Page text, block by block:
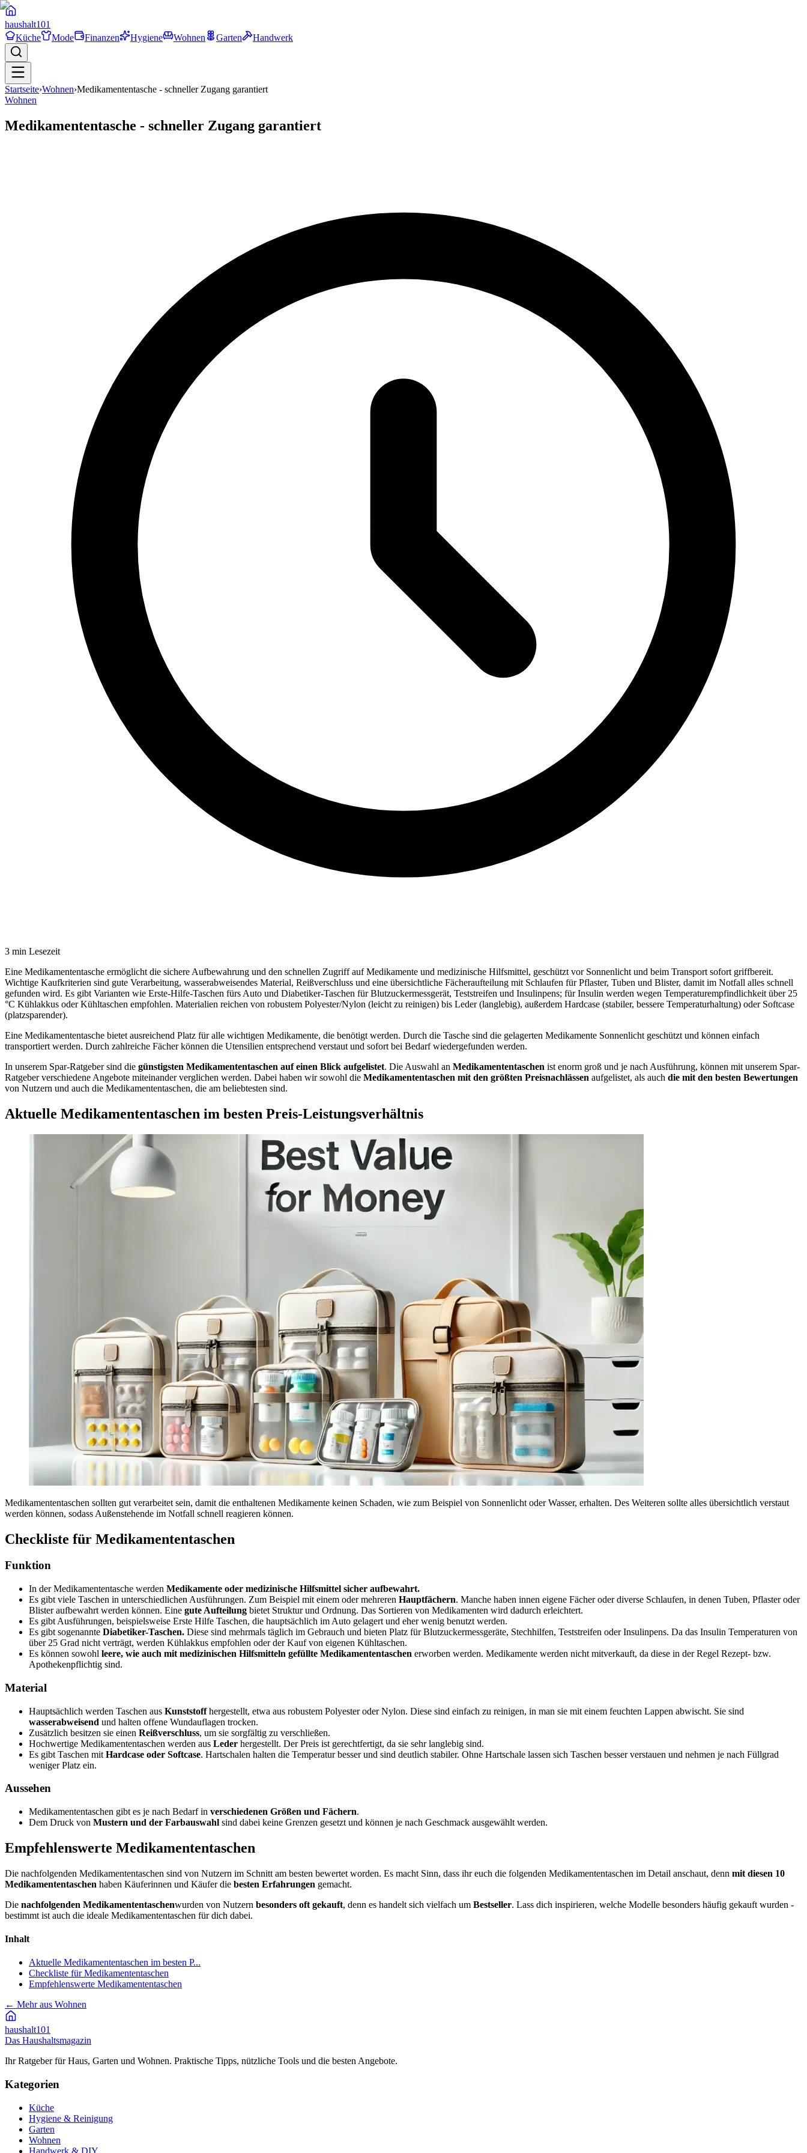
haushalt101
Küche
Mode Finanzen Hygiene Wohnen Garten Handwerk
Startseite›Wohnen›Medikamententasche - schneller Zugang garantiert
Wohnen
Medikamententasche - schneller Zugang garantiert
3 min Lesezeit
Eine Medikamententasche ermöglicht die sichere Aufbewahrung und den schnellen Zugriff auf Medikamente und medizinische Hilfsmittel, geschützt vor Sonnenlicht und beim Transport sofort griffbereit.
Wichtige Kaufkriterien sind gute Verarbeitung, wasserabweisendes Material, Reißverschluss und eine übersichtliche Fächeraufteilung mit Schlaufen für Pflaster, Tuben und Blister, damit im Notfall alles schnell
gefunden wird. Es gibt Varianten wie Erste-Hilfe-Taschen fürs Auto und Diabetiker-Taschen für Blutzuckermessgerät, Teststreifen und Insulinpens; für Insulin werden wegen Temperaturempfindlichkeit über 25
°C Kühlakkus oder Kühltaschen empfohlen. Materialien reichen von robustem Polyester/Nylon (leicht zu reinigen) bis Leder (langlebig), außerdem Hardcase (stabiler, bessere Temperaturhaltung) oder Softcase
(platzsparender).
Eine Medikamententasche bietet ausreichend Platz für alle wichtigen Medikamente, die benötigt werden. Durch die Tasche sind die gelagerten Medikamente Sonnenlicht geschützt und können einfach
transportiert werden. Durch zahlreiche Fächer können die Utensilien entsprechend verstaut und sofort bei Bedarf wiedergefunden werden.
In unserem Spar-Ratgeber sind die günstigsten Medikamententaschen auf einen Blick aufgelistet. Die Auswahl an Medikamententaschen ist enorm groß und je nach Ausführung, können mit unserem Spar-
Ratgeber verschiedene Angebote miteinander verglichen werden. Dabei haben wir sowohl die Medikamententaschen mit den größten Preisnachlässen aufgelistet, als auch die mit den besten Bewertungen
von Nutzern und auch die Medikamententaschen, die am beliebtesten sind.
Aktuelle Medikamententaschen im besten Preis-Leistungsverhältnis
Medikamententaschen sollten gut verarbeitet sein, damit die enthaltenen Medikamente keinen Schaden, wie zum Beispiel von Sonnenlicht oder Wasser, erhalten. Des Weiteren sollte alles übersichtlich verstaut
werden können, sodass Außenstehende im Notfall schnell reagieren können.
Checkliste für Medikamententaschen
Funktion
In der Medikamententasche werden Medikamente oder medizinische Hilfsmittel sicher aufbewahrt.
Es gibt viele Taschen in unterschiedlichen Ausführungen. Zum Beispiel mit einem oder mehreren Hauptfächern. Manche haben innen eigene Fächer oder diverse Schlaufen, in denen Tuben, Pflaster oder
Blister aufbewahrt werden können. Eine gute Aufteilung bietet Struktur und Ordnung. Das Sortieren von Medikamenten wird dadurch erleichtert.
Es gibt Ausführungen, beispielsweise Erste Hilfe Taschen, die hauptsächlich im Auto gelagert und eher wenig benutzt werden.
Es gibt sogenannte Diabetiker-Taschen. Diese sind mehrmals täglich im Gebrauch und bieten Platz für Blutzuckermessgeräte, Stechhilfen, Teststreifen oder Insulinpens. Da das Insulin Temperaturen von
über 25 Grad nicht verträgt, werden Kühlakkus empfohlen oder der Kauf von eigenen Kühltaschen.
Es können sowohl leere, wie auch mit medizinischen Hilfsmitteln gefüllte Medikamententaschen erworben werden. Medikamente werden nicht mitverkauft, da diese in der Regel Rezept- bzw.
Apothekenpflichtig sind.
Material
Hauptsächlich werden Taschen aus Kunststoffhergestellt, etwa aus robustem Polyester oder Nylon. Diese sind einfach zu reinigen, in man sie mit einem feuchten Lappen abwischt. Sie sind
wasserabweisend und halten offene Wundauflagen trocken.
Zusätzlich besitzen sie einen Reißverschluss, um sie sorgfältig zu verschließen.
Hochwertige Medikamententaschen werden aus Leder hergestellt. Der Preis ist gerechtfertigt, da sie sehr langlebig sind.
Es gibt Taschen mit Hardcase oder Softcase. Hartschalen halten die Temperatur besser und sind deutlich stabiler. Ohne Hartschale lassen sich Taschen besser verstauen und nehmen je nach Füllgrad
weniger Platz ein.
Aussehen
Medikamententaschen gibt es je nach Bedarf in verschiedenen Größen und Fächern.
Dem Druck von Mustern und der Farbauswahl sind dabei keine Grenzen gesetzt und können je nach Geschmack ausgewählt werden.
Empfehlenswerte Medikamententaschen
Die nachfolgenden Medikamententaschen sind von Nutzern im Schnitt am besten bewertet worden. Es macht Sinn, dass ihr euch die folgenden Medikamententaschen im Detail anschaut, denn mit diesen 10
Medikamententaschen haben Käuferinnen und Käufer die besten Erfahrungen gemacht.
Die nachfolgenden Medikamententaschenwurden von Nutzern besonders oft gekauft, denn es handelt sich vielfach um Bestseller. Lass dich inspirieren, welche Modelle besonders häufig gekauft wurden -
bestimmt ist auch die ideale Medikamententaschen für dich dabei.
Inhalt
Aktuelle Medikamententaschen im besten P...
Checkliste für Medikamententaschen
Empfehlenswerte Medikamententaschen
← Mehr aus Wohnen
haushalt101
Das Haushaltsmagazin
Ihr Ratgeber für Haus, Garten und Wohnen. Praktische Tipps, nützliche Tools und die besten Angebote.
Kategorien
Küche
Hygiene & Reinigung
Garten
Wohnen
Handwerk & DIY